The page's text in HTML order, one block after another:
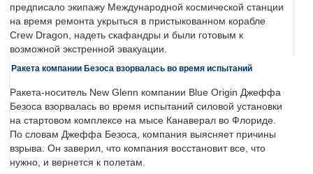
предписало экипажу Международной космической станции
на время ремонта укрыться в пристыкованном корабле
Crew Dragon, надеть скафандры и были готовым к
возможной экстренной эвакуации.
Ракета компании Безоса взорвалась во время испытаний
Ракета-носитель New Glenn компании Blue Origin Джеффа
Безоса взорвалась во время испытаний силовой установки
на стартовом комплексе на мысе Канаверал во Флориде.
По словам Джеффа Безоса, компания выясняет причины
взрыва. Он заверил, что компания восстановит все, что
нужно, и вернется к полетам.